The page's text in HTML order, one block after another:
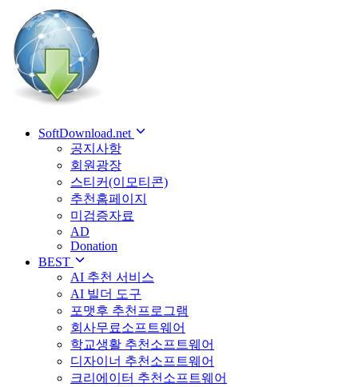
SoftDownload.net
공지사항
회원광장
스티커(이모티콘)
추천홈페이지
미검증자료
AD
Donation
BEST
AI 추천 서비스
AI 빌더 도구
포맷후 추천프로그램
회사무료소프트웨어
학교생활 추천소프트웨어
디자이너 추천소프트웨어
크리에이터 추천소프트웨어